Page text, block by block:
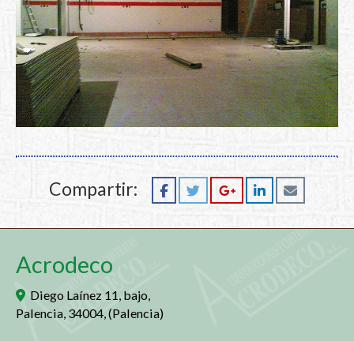
Compartir:
Acrodeco
Diego Laínez 11, bajo,
Palencia 34004 (Palencia)